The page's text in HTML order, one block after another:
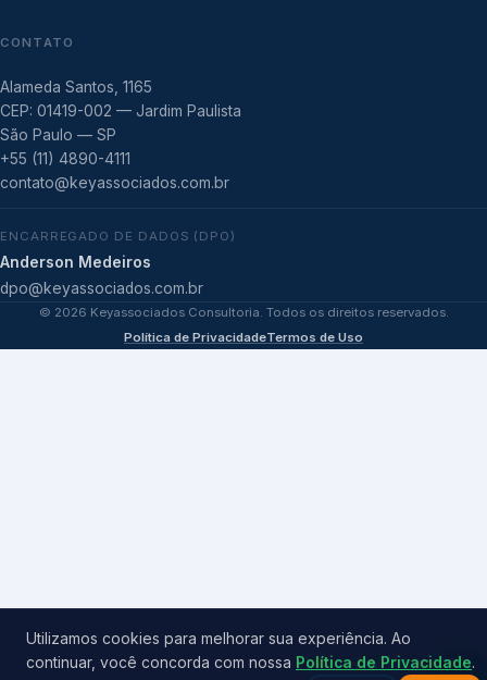
CONTATO
Alameda Santos, 1165
CEP: 01419-002 — Jardim Paulista
São Paulo — SP
+55 (11) 4890-4111
contato@keyassociados.com.br
ENCARREGADO DE DADOS (DPO)
Anderson Medeiros
dpo@keyassociados.com.br
© 2026 Keyassociados Consultoria. Todos os direitos reservados.
Política de PrivacidadeTermos de Uso
Utilizamos cookies para melhorar sua experiência. Ao
continuar, você concorda com nossa Política de Privacidade.